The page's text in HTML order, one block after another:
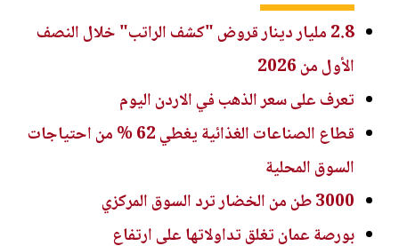
2.8 مليار دينار قروض "كشف الراتب" خلال النصف
الأول من 2026
تعرف على سعر الذهب في الاردن اليوم
قطاع الصناعات الغذائية يغطي 62 % من احتياجات
السوق المحلية
3000 طن من الخضار ترد السوق المركزي
بورصة عمان تغلق تداولاتها على ارتفاع